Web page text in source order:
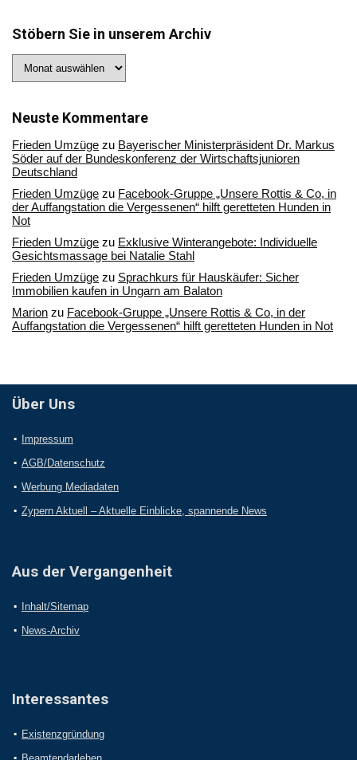
Stöbern Sie in unserem Archiv
Sie
Archiv
Neuste Kommentare
Frieden Umzüge zu Bayerischer Ministerpräsident Dr. Markus
Söder auf der Bundeskonferenz der Wirtschaftsjunioren
Deutschland
Frieden Umzüge zu Facebook-Gruppe „Unsere Rottis & Co, in
der Auffangstation die Vergessenen“ hilft geretteten Hunden in
Not
Frieden Umzüge zu Exklusive Winterangebote: Individuelle
Gesichtsmassage bei Natalie Stahl
Frieden Umzüge zu Sprachkurs für Hauskäufer: Sicher
Immobilien kaufen in Ungarn am Balaton
Marion zu Facebook-Gruppe „Unsere Rottis & Co, in der
Auffangstation die Vergessenen“ hilft geretteten Hunden in Not
Über Uns
Impressum
AGB/Datenschutz
Werbung Mediadaten
Zypern Aktuell – Aktuelle Einblicke, spannende News
Aus der Vergangenheit
Inhalt/Sitemap
News-Archiv
Interessantes
Existenzgründung